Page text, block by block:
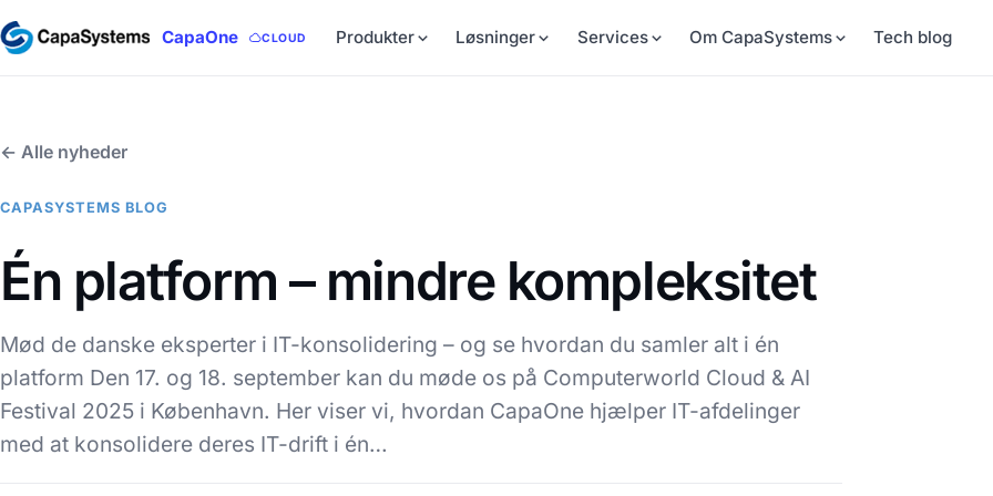
CapaOne CLOUD Produkter Løsninger Services Om CapaSystems Tech blog
← Alle nyheder
CAPASYSTEMS BLOG
Én platform – mindre kompleksitet
Mød de danske eksperter i IT-konsolidering – og se hvordan du samler alt i én
platform Den 17. og 18. september kan du møde os på Computerworld Cloud & AI
Festival 2025 i København. Her viser vi, hvordan CapaOne hjælper IT-afdelinger
med at konsolidere deres IT-drift i én…